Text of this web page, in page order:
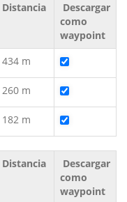
Distancia
Descargar
como
waypoint
434 m
260 m
182 m
Distancia
Descargar
como
waypoint